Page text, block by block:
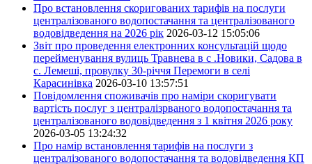
Про встановлення скоригованих тарифів на послуги
централізованого водопостачання та централізованого
водовідведення на 2026 рік 2026-03-12 15:05:06
Звіт про проведення електронних консультацій щодо
перейменування вулиць Травнева в с .Новики, Садова в
с. Лемеші, провулку 30-річчя Перемоги в селі
Карасинівка 2026-03-10 13:57:51
Повідомлення споживачів про наміри скоригувати
вартість послуг з централізрваного водопостачання та
централізованого водовідведення з 1 квітня 2026 року
2026-03-05 13:24:32
Про намір встановлення тарифів на послуги з
централізованого водопостачання та водовідведення КП